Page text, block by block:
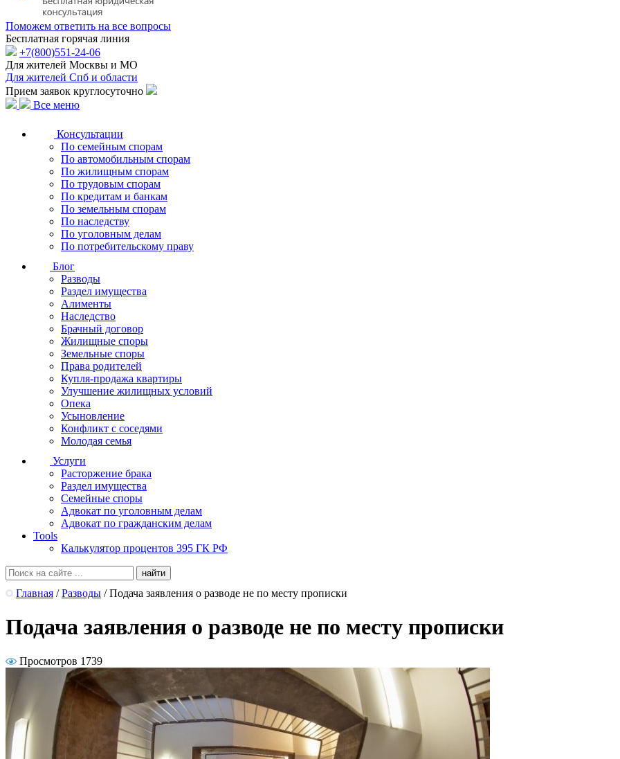
Поможем ответить на все вопросы
Бесплатная горячая линия
+7(800)551-24-06
Для жителей Москвы и МО
Для жителей Спб и области
Прием заявок круглосуточно
Все меню
Консультации
По семейным спорам
По автомобильным спорам
По жилищным спорам
По трудовым спорам
По кредитам и банкам
По земельным спорам
По наследству
По уголовным делам
По потребительскому праву
Блог
Разводы
Раздел имущества
Алименты
Наследство
Брачный договор
Жилищные споры
Земельные споры
Права родителей
Купля-продажа квартиры
Улучшение жилищных условий
Опека
Усыновление
Конфликт с соседями
Молодая семья
Услуги
Расторжение брака
Раздел имущества
Семейные споры
Адвокат по уголовным делам
Адвокат по гражданским делам
Tools
Калькулятор процентов 395 ГК РФ
Главная / Разводы / Подача заявления о разводе не по месту прописки
Подача заявления о разводе не по месту прописки
Просмотров 1739